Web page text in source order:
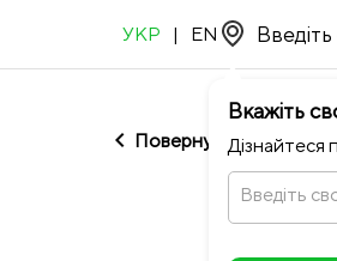
УКР | EN
Вкажіть
Дізнайтеся
Введіть
chevron_left Повернутися до NEO